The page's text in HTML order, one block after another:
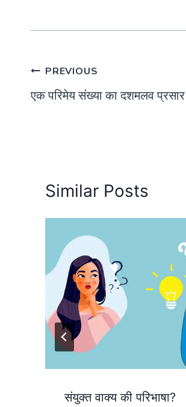
Post
navigation
PREVIOUS
एक परिमेय संख्या का दशमलव प्रसार
Similar Posts
संयुक्त वाक्य की परिभाषा?